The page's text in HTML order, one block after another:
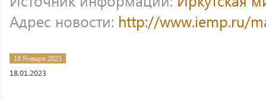
Адрес новости: http://www.iemp.ru/
18 Января 2023
18.01.2023